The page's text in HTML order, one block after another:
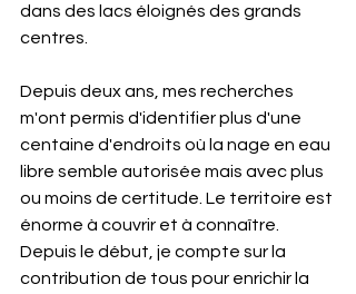
dans des lacs éloignés des grands
centres.
Depuis deux ans, mes recherches
m'ont permis d'identifier plus d'une
centaine d'endroits où la nage en eau
libre semble autorisée mais avec plus
ou moins de certitude. Le territoire est
énorme à couvrir et à connaître.
Depuis le début, je compte sur la
contribution de tous pour enrichir la